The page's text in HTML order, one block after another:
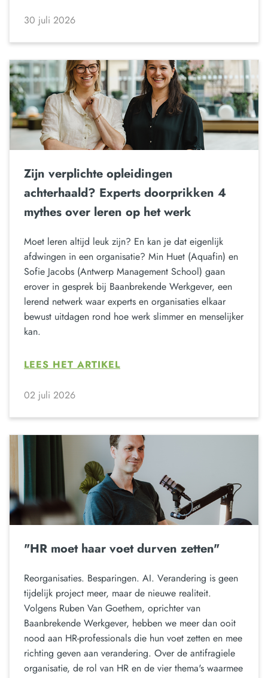
30 juli 2026
Zijn verplichte opleidingen
achterhaald? Experts doorprikken 4
mythes over leren op het werk
Moet leren altijd leuk zijn? En kan je dat eigenlijk
afdwingen in een organisatie? Min Huet (Aquafin) en
Sofie Jacobs (Antwerp Management School) gaan
erover in gesprek bij Baanbrekende Werkgever, een
lerend netwerk waar experts en organisaties elkaar
bewust uitdagen rond hoe werk slimmer en menselijker
kan.
LEES HET ARTIKEL
02 juli 2026
"HR moet haar voet durven zetten"
Reorganisaties. Besparingen. AI. Verandering is geen
tijdelijk project meer, maar de nieuwe realiteit.
Volgens Ruben Van Goethem, oprichter van
Baanbrekende Werkgever, hebben we meer dan ooit
nood aan HR-professionals die hun voet zetten en mee
richting geven aan verandering. Over de antifragiele
organisatie, de rol van HR en de vier thema's waarmee